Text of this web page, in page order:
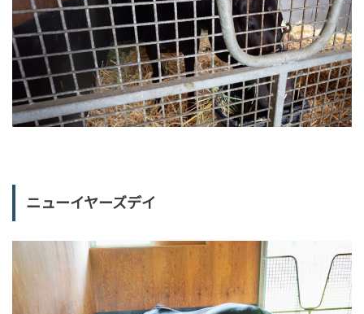
ニューイヤーズデイ